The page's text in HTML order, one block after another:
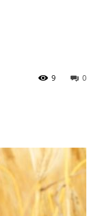
0
9